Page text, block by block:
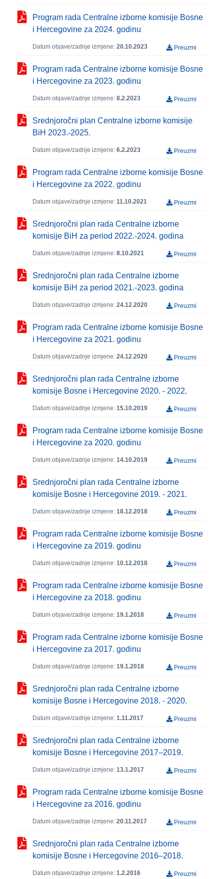
Program rada Centralne izborne komisije Bosne
i Hercegovine za 2024. godinu
Datum objave/zadnje izmjene: 20.10.2023 Preuzmi
Program rada Centralne izborne komisije Bosne
i Hercegovine za 2023. godinu
Datum objave/zadnje izmjene: 8.2.2023 Preuzmi
Srednjoročni plan Centralne izborne komisije
BiH 2023.-2025.
Datum objave/zadnje izmjene: 6.2.2023 Preuzmi
Program rada Centralne izborne komisije Bosne
i Hercegovine za 2022. godinu
Datum objave/zadnje izmjene: 11.10.2021 Preuzmi
Srednjoročni plan rada Centralne izborne
komisije BiH za period 2022.-2024. godina
Datum objave/zadnje izmjene: 8.10.2021 Preuzmi
Srednjoročni plan rada Centralne izborne
komisije BiH za period 2021.-2023. godina
Datum objave/zadnje izmjene: 24.12.2020 Preuzmi
Program rada Centralne izborne komisije Bosne
i Hercegovine za 2021. godinu
Datum objave/zadnje izmjene: 24.12.2020 Preuzmi
Srednjoročni plan rada Centralne izborne
komisije Bosne i Hercegovine 2020. - 2022.
Datum objave/zadnje izmjene: 15.10.2019 Preuzmi
Program rada Centralne izborne komisije Bosne
i Hercegovine za 2020. godinu
Datum objave/zadnje izmjene: 14.10.2019 Preuzmi
Srednjoročni plan rada Centralne izborne
komisije Bosne i Hercegovine 2019. - 2021.
Datum objave/zadnje izmjene: 18.12.2018 Preuzmi
Program rada Centralne izborne komisije Bosne
i Hercegovine za 2019. godinu
Datum objave/zadnje izmjene: 10.12.2018 Preuzmi
Program rada Centralne izborne komisije Bosne
i Hercegovine za 2018. godinu
Datum objave/zadnje izmjene: 19.1.2018 Preuzmi
Program rada Centralne izborne komisije Bosne
i Hercegovine za 2017. godinu
Datum objave/zadnje izmjene: 19.1.2018 Preuzmi
Srednjoročni plan rada Centralne izborne
komisije Bosne i Hercegovine 2018. - 2020.
Datum objave/zadnje izmjene: 1.11.2017 Preuzmi
Srednjoročni plan rada Centralne izborne
komisije Bosne i Hercegovine 2017–2019.
Datum objave/zadnje izmjene: 13.1.2017 Preuzmi
Program rada Centralne izborne komisije Bosne
i Hercegovine za 2016. godinu
Datum objave/zadnje izmjene: 20.11.2017 Preuzmi
Srednjoročni plan rada Centralne izborne
komisije Bosne i Hercegovine 2016–2018.
Datum objave/zadnje izmjene: 1.2.2016 Preuzmi